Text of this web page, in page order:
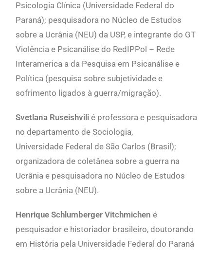
Psicologia Clínica (Universidade Federal do
Paraná); pesquisadora no Núcleo de Estudos
sobre a Ucrânia (NEU) da USP, e integrante do GT
Violência e Psicanálise do RedIPPol – Rede
Interamerica a da Pesquisa em Psicanálise e
Política (pesquisa sobre subjetividade e
sofrimento ligados à guerra/migração).
Svetlana Ruseishvili é professora e pesquisadora
no departamento de Sociologia,
Universidade Federal de São Carlos (Brasil);
organizadora de coletânea sobre a guerra na
Ucrânia e pesquisadora no Núcleo de Estudos
sobre a Ucrânia (NEU).
Henrique Schlumberger Vitchmichen é
pesquisador e historiador brasileiro, doutorando
em História pela Universidade Federal do Paraná